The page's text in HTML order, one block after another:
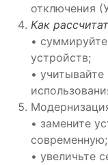
отключения
Как
•
устройств;
•
• замените
современную;
• увеличьте